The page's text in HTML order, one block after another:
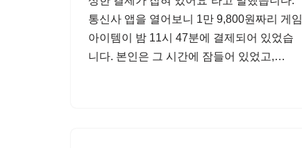
통신사 앱을 열어보니 1만 9,800원짜리 게임
아이템이 밤 11시 47분에 결제되어 있었습
니다. 본인은 그 시간에 잠들어 있었고,…